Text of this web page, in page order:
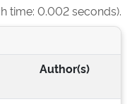
time: 0.002 seconds).
Author(s)